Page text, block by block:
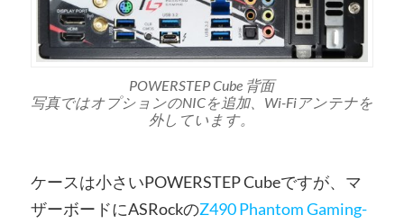
POWERSTEP Cube 背面
写真ではオプションのNICを追加、Wi-Fiアンテナを
外しています。
ケースは小さいPOWERSTEP Cubeですが、マ
ザーボードにASRockのZ490 Phantom Gaming-